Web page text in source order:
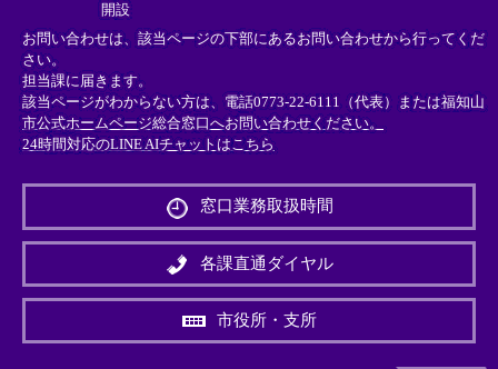
開設
お問い合わせは、該当ページの下部にあるお問い合わせから行ってくだ
さい。
担当課に届きます。
該当ページがわからない方は、電話0773-22-6111（代表）または福知山
市公式ホームページ総合窓口へお問い合わせください。
24時間対応のLINE AIチャットはこちら
外
リ
ン
＞
窓口業務取扱時間
各課直通ダイヤル
市役所・支所